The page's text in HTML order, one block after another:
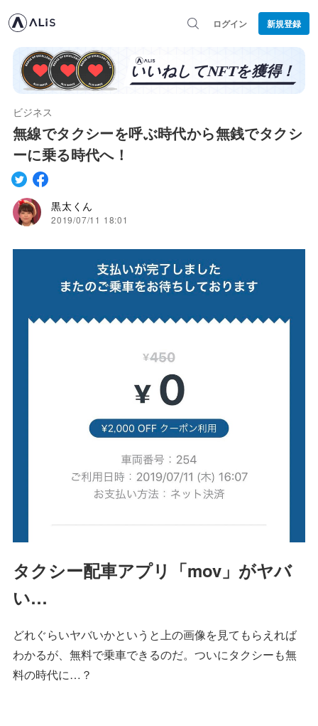
ログイン 新規登録
ビジネス
無線でタクシーを呼ぶ時代から無銭でタクシ
ーに乗る時代へ！
黒太くん
2019/07/11 18:01
タクシー配車アプリ「mov」がヤバ
い…
どれぐらいヤバいかというと上の画像を見てもらえれば
わかるが、無料で乗車できるのだ。ついにタクシーも無
料の時代に…？